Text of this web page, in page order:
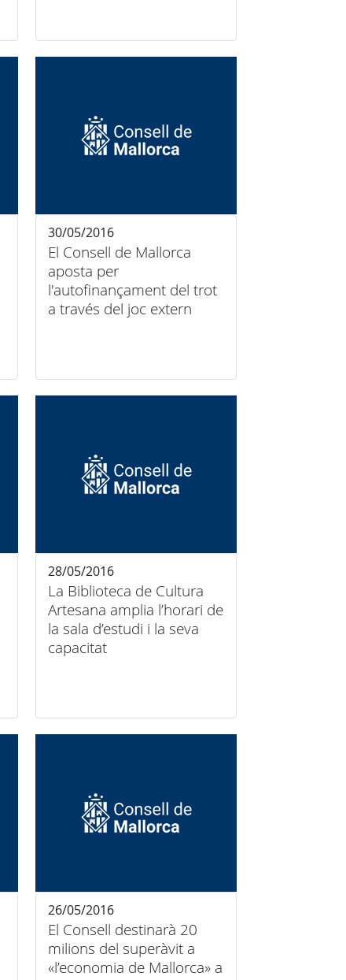
El Consell de Mallorca
aposta per
l'autofinançament del trot
a través del joc extern
30/05/2016
La Biblioteca de Cultura
Artesana amplia l’horari de
la sala d’estudi i la seva
capacitat
28/05/2016
El Consell destinarà 20
milions del superàvit a
«l’economia de Mallorca» a
26/05/2016